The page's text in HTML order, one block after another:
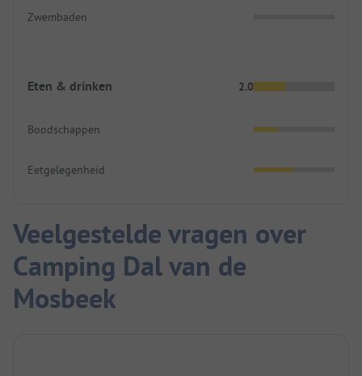
Zwembaden
Eten & drinken 2.0
Boodschappen
Eetgelegenheid
Veelgestelde vragen over
Camping Dal van de
Mosbeek